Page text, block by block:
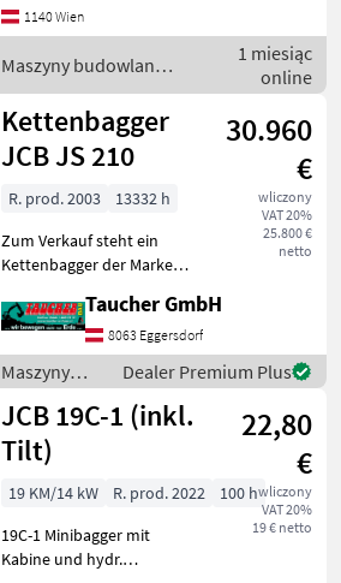
Schnellwechsler BMT SW2,
1 Tieflöffel, 1 hydraulischer
Böschungslöffel Maszyny
1140 Wien
Maszyny budowlane /
JCB
1 miesiąc
online
Kettenbagger
JCB JS 210
30.960
€
wliczony
VAT 20%
25.800 €
netto
R. prod. 2003
13332 h
Zum Verkauf steht ein
Kettenbagger der Marke
Zustand. Baujahr: 2003
Betriebsstunden: 13.332 h
Einsatzgewicht: 22.000 kg
Der Bagger
Taucher GmbH
8063 Eggersdorf
Maszyny
budowlane /
JCB
Dealer Premium Plus
JCB 19C-1 (inkl.
Tilt)
22,80
€
wliczony
VAT 20%
19 € netto
19 KM/14 kW R. prod. 2022
100 h
19C-1 Minibagger mit
Kabine und hydr.